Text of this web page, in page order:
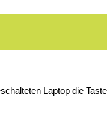
Laptop die